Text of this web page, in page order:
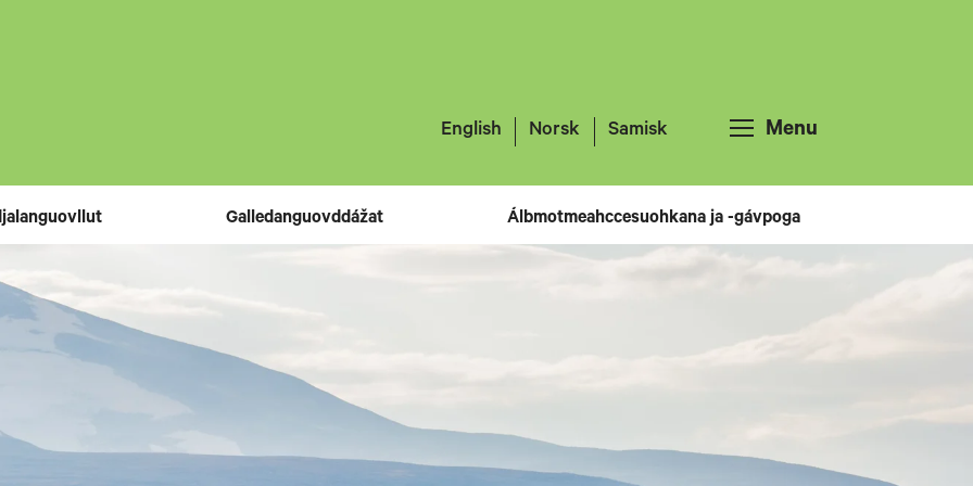
English Norsk Samisk Menu
Galledanguovddážat Álbmotmeahccesuohkana ja -gávpoga